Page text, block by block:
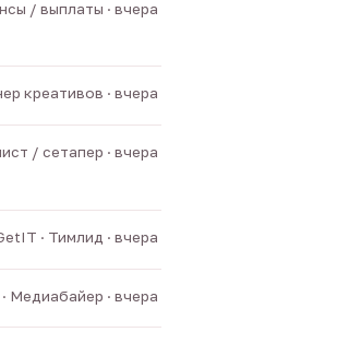
/ выплаты · вчера
креативов · вчера
/ сетапер · вчера
· Тимлид · вчера
Медиабайер · вчера